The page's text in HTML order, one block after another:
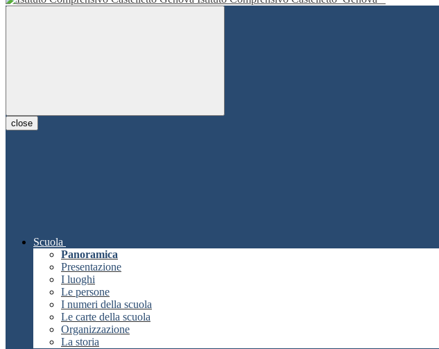
close
Scuola
Panoramica
Presentazione
I luoghi
Le persone
I numeri della scuola
Le carte della scuola
Organizzazione
La storia